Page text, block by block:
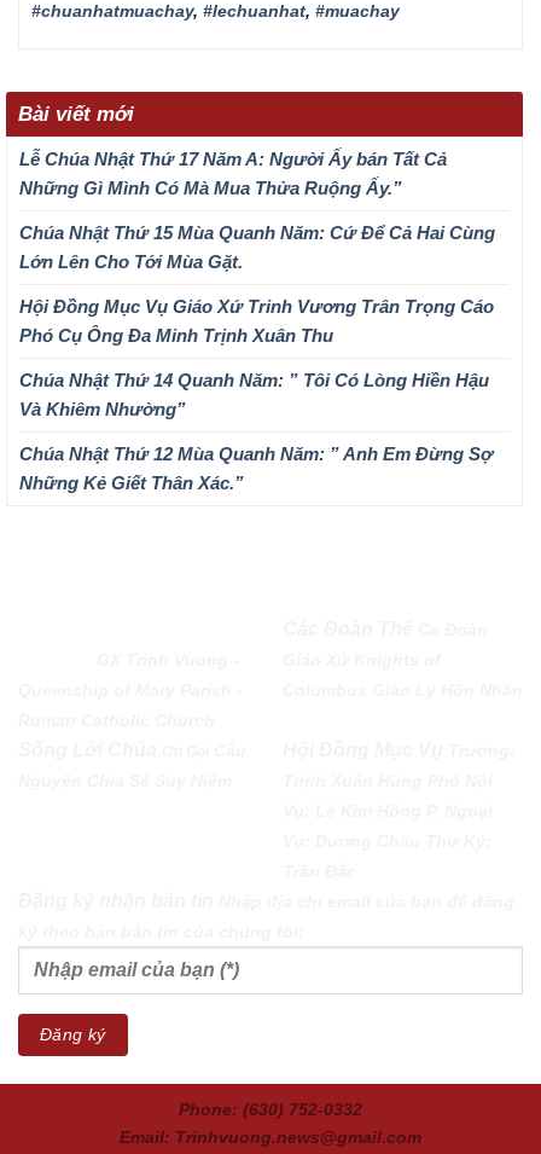
#chuanhatmuachay, #lechuanhat, #muachay
Bài viết mới
Lễ Chúa Nhật Thứ 17 Năm A: Người Ấy bán Tất Cả
Những Gì Mình Có Mà Mua Thửa Ruộng Ấy.”
Chúa Nhật Thứ 15 Mùa Quanh Năm: Cứ Để Cả Hai Cùng
Lớn Lên Cho Tới Mùa Gặt.
Hội Đồng Mục Vụ Giáo Xứ Trinh Vương Trân Trọng Cáo
Phó Cụ Ông Đa Minh Trịnh Xuân Thu
Chúa Nhật Thứ 14 Quanh Năm: ” Tôi Có Lòng Hiền Hậu
Và Khiêm Nhường”
Chúa Nhật Thứ 12 Mùa Quanh Năm: ” Anh Em Đừng Sợ
Những Kẻ Giết Thân Xác.”
Phone: (630) 752-0332
Email: Trinhvuong.news@gmail.com